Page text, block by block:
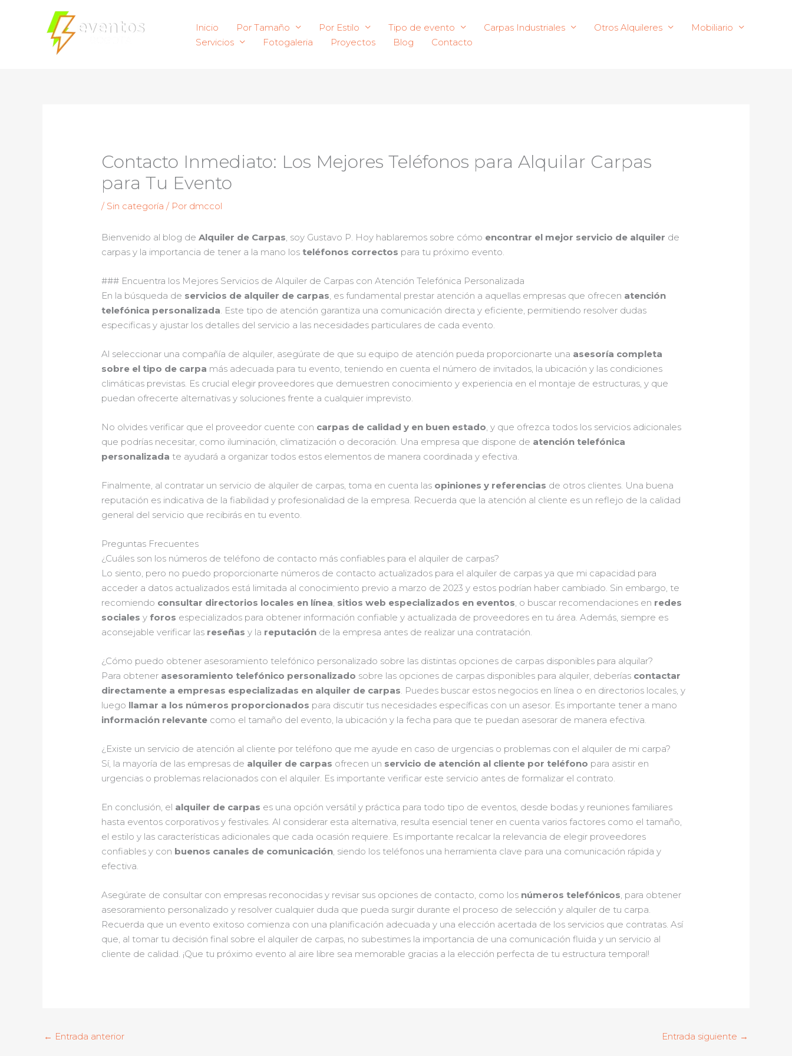
Inicio Por Tamaño Por Estilo Tipo de evento Carpas Industriales Otros Alquileres
Mobiliario
Servicios
Fotogaleria Proyectos Blog Contacto
Contacto Inmediato: Los Mejores Teléfonos para Alquilar Carpas
para Tu Evento
/ Sin categoría / Por dmccol
Bienvenido al blog deAlquiler de Carpas, soy Gustavo P. Hoy hablaremos sobre cómo encontrar el mejor servicio de alquiler de
carpas y la importancia de tener a la mano losteléfonos correctos para tu próximo evento.
### Encuentra los Mejores Servicios de Alquiler de Carpas con Atención Telefónica Personalizada
En la búsqueda de servicios de alquiler de carpas, es fundamental prestar atención a aquellas empresas que ofrecen atención
telefónica personalizada. Este tipo de atención garantiza una comunicación directa y eficiente, permitiendo resolver dudas
especificas y ajustar los detalles del servicio a las necesidades particulares de cada evento.
Al seleccionar una compañía de alquiler, asegúrate de que su equipo de atención pueda proporcionarte una asesoría completa
sobre el tipo de carpa más adecuada para tu evento, teniendo en cuenta el número de invitados, la ubicación y las condiciones
climáticas previstas. Es crucial elegir proveedores que demuestren conocimiento y experiencia en el montaje de estructuras, y que
puedan ofrecerte alternativas y soluciones frente a cualquier imprevisto.
No olvides verificar que el proveedor cuente con carpas de calidad y en buen estado, y que ofrezca todos los servicios adicionales
que podrías necesitar, como iluminación, climatización o decoración. Una empresa que dispone de atención telefónica
personalizada te ayudará a organizar todos estos elementos de manera coordinada y efectiva.
Finalmente, al contratar un servicio de alquiler de carpas, toma en cuenta las opiniones y referencias de otros clientes. Una buena
reputación es indicativa de la fiabilidad y profesionalidad de la empresa. Recuerda que la atención al cliente es un reflejo de la calidad
general del servicio que recibirás en tu evento.
Preguntas Frecuentes
¿Cuáles son los números de teléfono de contacto más confiables para el alquiler de carpas?
Lo siento, pero no puedo proporcionarte números de contacto actualizados para el alquiler de carpas ya que mi capacidad para
acceder a datos actualizados está limitada al conocimiento previo a marzo de 2023 y estos podrían haber cambiado. Sin embargo, te
recomiendo consultar directorios locales en línea, sitios web especializados en eventos, o buscar recomendaciones en redes
sociales yforos especializados para obtener información confiable y actualizada de proveedores en tu área. Además, siempre es
aconsejable verificar las reseñas y la reputación de la empresa antes de realizar una contratación.
¿Cómo puedo obtener asesoramiento telefónico personalizado sobre las distintas opciones de carpas disponibles para alquilar?
Para obtener asesoramiento telefónico personalizado sobre las opciones de carpas disponibles para alquiler, deberías contactar
directamente a empresas especializadas en alquiler de carpas. Puedes buscar estos negocios en línea o en directorios locales, y
luego llamar a los números proporcionados para discutir tus necesidades específicas con un asesor. Es importante tener a mano
información relevante como el tamaño del evento, la ubicación y la fecha para que te puedan asesorar de manera efectiva.
¿Existe un servicio de atención al cliente por teléfono que me ayude en caso de urgencias o problemas con el alquiler de mi carpa?
Sí, la mayoría de las empresas de alquiler de carpas ofrecen un servicio de atención al cliente por teléfono para asistir en
urgencias o problemas relacionados con el alquiler. Es importante verificar este servicio antes de formalizar el contrato.
En conclusión, el alquiler de carpas es una opción versátil y práctica para todo tipo de eventos, desde bodas y reuniones familiares
hasta eventos corporativos y festivales. Al considerar esta alternativa, resulta esencial tener en cuenta varios factores como el tamaño,
el estilo y las características adicionales que cada ocasión requiere. Es importante recalcar la relevancia de elegir proveedores
confiables y con buenos canales de comunicación, siendo los teléfonos una herramienta clave para una comunicación rápida y
efectiva.
Asegúrate de consultar con empresas reconocidas y revisar sus opciones de contacto, como los números telefónicos, para obtener
asesoramiento personalizado y resolver cualquier duda que pueda surgir durante el proceso de selección y alquiler de tu carpa.
Recuerda que un evento exitoso comienza con una planificación adecuada y una elección acertada de los servicios que contratas. Así
que, al tomar tu decisión final sobre el alquiler de carpas, no subestimes la importancia de una comunicación fluida y un servicio al
cliente de calidad. ¡Que tu próximo evento al aire libre sea memorable gracias a la elección perfecta de tu estructura temporal!
← Entrada anterior Entrada siguiente →